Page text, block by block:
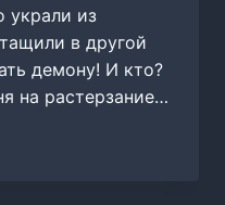
украли из
в другой
демону! И кто?
на растерзание…